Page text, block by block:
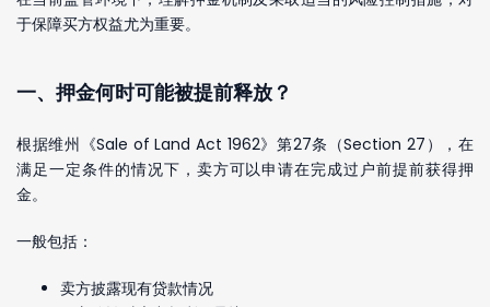
于保障买方权益尤为重要。
一、押金何时可能被提前释放？
根据维州《Sale of Land Act 1962》第27条（Section 27），在
满足一定条件的情况下，卖方可以申请在完成过户前提前获得押
金。
一般包括：
卖方披露现有贷款情况